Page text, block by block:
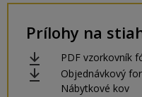
Prílohy na
PDF vzorkovník
Objednávkový
Nábytkové kov